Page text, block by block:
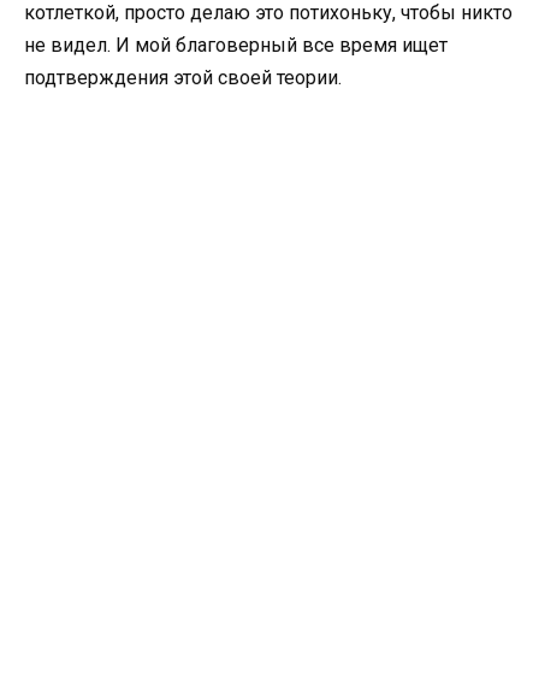
котлеткой, просто делаю это потихоньку, чтобы никто
не видел. И мой благоверный все время ищет
подтверждения этой своей теории.